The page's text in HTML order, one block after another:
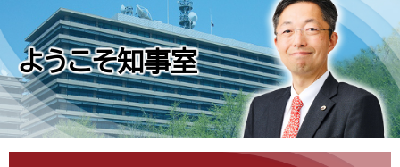
本
文
へ ようこそ知事室